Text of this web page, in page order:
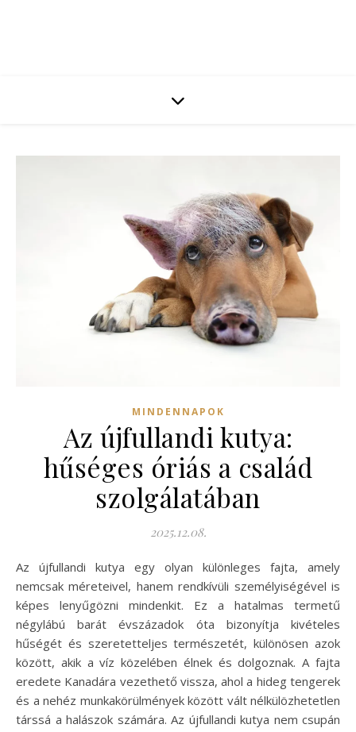
MINDENNAPOK
Az újfullandi kutya:
hűséges óriás a család
szolgálatában
2025.12.08.
Az újfullandi kutya egy olyan különleges fajta, amely
nemcsak méreteivel, hanem rendkívüli személyiségével is
képes lenyűgözni mindenkit. Ez a hatalmas termetű
négylábú barát évszázadok óta bizonyítja kivételes
hűségét és szeretetteljes természetét, különösen azok
között, akik a víz közelében élnek és dolgoznak. A fajta
eredete Kanadára vezethető vissza, ahol a hideg tengerek
és a nehéz munkakörülmények között vált nélkülözhetetlen
társsá a halászok számára. Az újfullandi kutya nem csupán